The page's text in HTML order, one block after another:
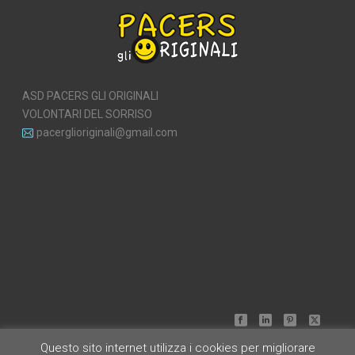
ASD PACERS GLI ORIGINALI
VOLONTARI DEL SORRISO
pacerglioriginali@gmail.com
Questo sito internet utilizza i cookies per migliorare